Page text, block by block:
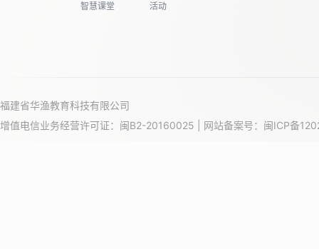
智慧课堂 活动
福建省华渔教育科技有限公司
增值电信业务经营许可证：闽B2-20160025 | 网站备案号： 闽ICP备